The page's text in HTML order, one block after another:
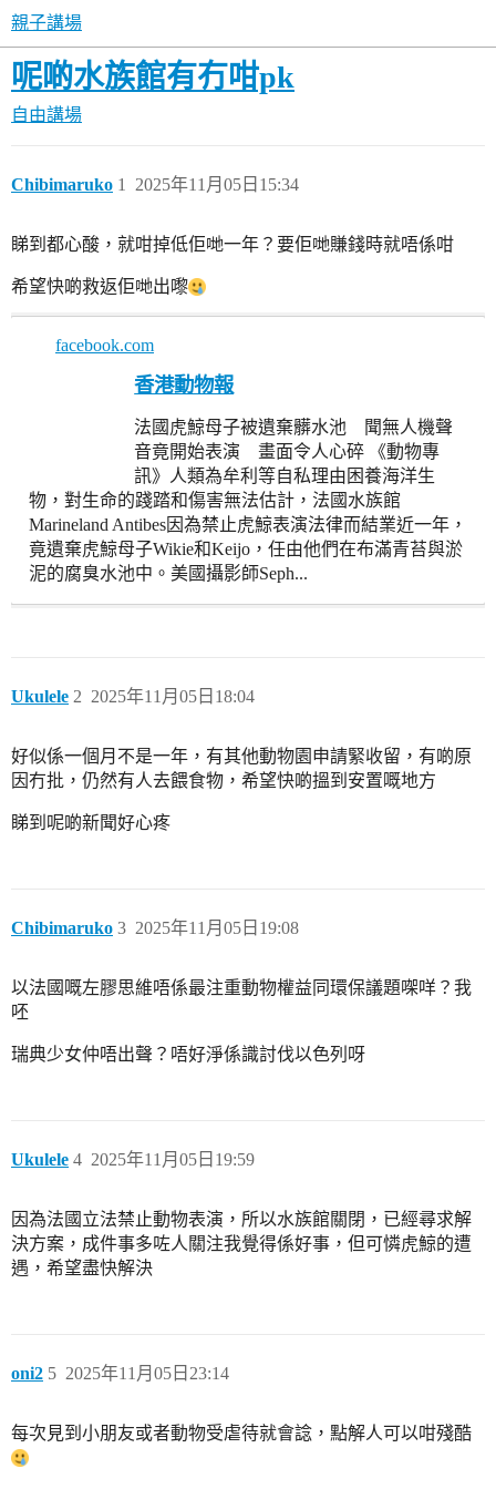
親子講場
呢啲水族館有冇咁pk
自由講場
Chibimaruko 2025年11月05日15:34
1
睇到都心酸，就咁掉低佢哋一年？要佢哋賺錢時就唔係咁
希望快啲救返佢哋出嚟
facebook.com
香港動物報
法國虎鯨母子被遺棄髒水池 聞無人機聲
音竟開始表演 畫面令人心碎 《動物專
訊》人類為牟利等自私理由困養海洋生
物，對生命的踐踏和傷害無法估計，法國水族館
Marineland Antibes因為禁止虎鯨表演法律而結業近一年，
竟遺棄虎鯨母子Wikie和Keijo，任由他們在布滿青苔與淤
泥的腐臭水池中。美國攝影師Seph...
Ukulele 2025年11月05日18:04
2
好似係一個月不是一年，有其他動物園申請緊收留，有啲原
因冇批，仍然有人去餵食物，希望快啲搵到安置嘅地方
睇到呢啲新聞好心疼
Chibimaruko 2025年11月05日19:08
3
以法國嘅左膠思維唔係最注重動物權益同環保議題㗎咩？我
呸
瑞典少女仲唔出聲？唔好淨係識討伐以色列呀
Ukulele 2025年11月05日19:59
4
因為法國立法禁止動物表演，所以水族館關閉，已經尋求解
決方案，成件事多咗人關注我覺得係好事，但可憐虎鯨的遭
遇，希望盡快解決
oni2 2025年11月05日23:14
5
每次見到小朋友或者動物受虐待就會諗，點解人可以咁殘酷